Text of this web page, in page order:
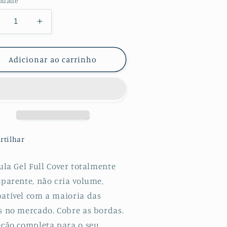
Aumentar
a
quantidade
de
Película
Adicionar ao carrinho
Gel Full Cover totalmente
não cria volume,
com a maioria das
no mercado. Cobre as bordas.
completa para o seu